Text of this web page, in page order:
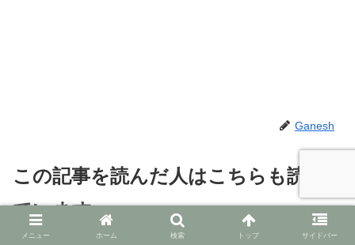
Ganesh
この記事を読んだ人はこちらも読ん
でいます
メニュー ホーム 検索 トップ サイドバー